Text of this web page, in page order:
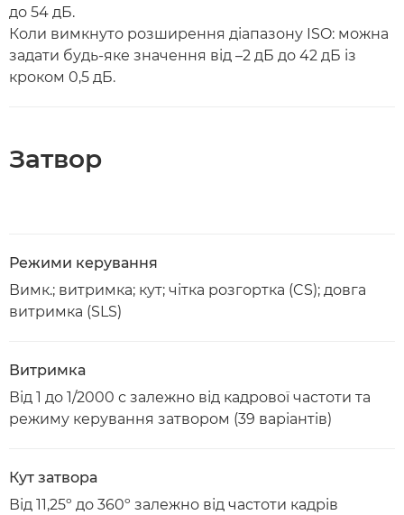
до 54 дБ.
Коли вимкнуто розширення діапазону ISO: можна
задати будь-яке значення від –2 дБ до 42 дБ із
кроком 0,5 дБ.
Затвор
Режими керування
Вимк.; витримка; кут; чітка розгортка (CS); довга
витримка (SLS)
Витримка
Від 1 до 1/2000 с залежно від кадрової частоти та
режиму керування затвором (39 варіантів)
Кут затвора
Від 11,25º до 360º залежно від частоти кадрів